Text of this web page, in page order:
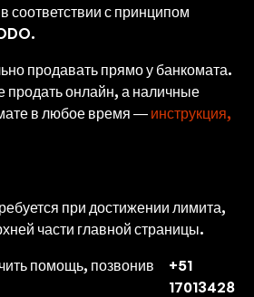
соответствии с принципом
продавать прямо у банкомата.
продать онлайн, а наличные
в любое время — инструкция,
при достижении лимита,
части главной страницы.
помощь, позвонив
+51
17013428